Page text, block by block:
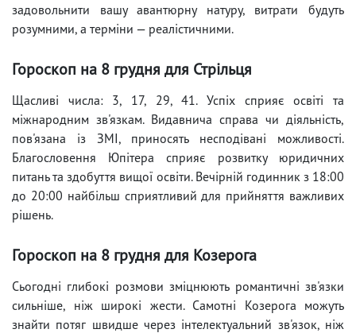
задовольнити вашу авантюрну натуру, витрати будуть
розумними, а терміни — реалістичними.
Гороскоп на 8 грудня для Стрільця
Щасливі числа: 3, 17, 29, 41. Успіх сприяє освіті та
міжнародним зв'язкам. Видавнича справа чи діяльність,
пов'язана із ЗМІ, приносять несподівані можливості.
Благословення Юпітера сприяє розвитку юридичних
питань та здобуття вищої освіти. Вечірній годинник з 18:00
до 20:00 найбільш сприятливий для прийняття важливих
рішень.
Гороскоп на 8 грудня для Козерога
Сьогодні глибокі розмови зміцнюють романтичні зв'язки
сильніше, ніж широкі жести. Самотні Козерога можуть
знайти потяг швидше через інтелектуальний зв'язок, ніж